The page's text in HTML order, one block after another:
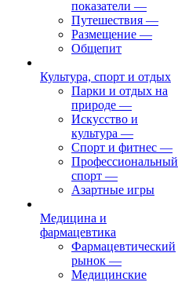
показатели —
Путешествия —
Размещение —
Общепит
Культура, спорт и отдых
Парки и отдых на
природе —
Искусство и
культура —
Спорт и фитнес —
Профессиональный
спорт —
Азартные игры
Медицина и
фармацевтика
Фармацевтический
рынок —
Медицинские